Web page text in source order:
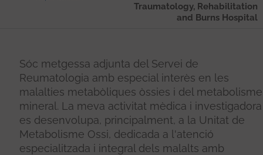
Traumatology, Rehabilitation
and Burns Hospital
Sóc metgessa adjunta del Servei de
Reumatologia amb especial interès en les
malalties metabòliques òssies i del metabolisme
mineral. La meva activitat mèdica i investigadora
es desenvolupa, principalment, a la Unitat de
Metabolisme Ossi, dedicada a l'atenció
especialitzada i integral dels malalts amb